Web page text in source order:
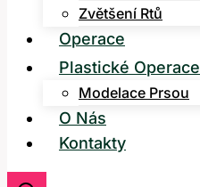
Zvětšení Rtů
Operace
Plastické Operace
Modelace Prsou
O Nás
Kontakty